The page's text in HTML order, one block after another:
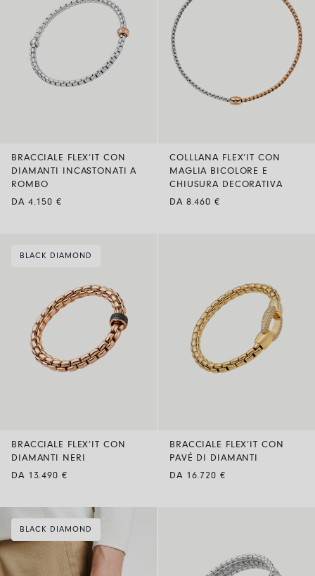
BRACCIALE FLEX’IT CON
DIAMANTI INCASTONATI A
ROMBO
DA 4.150 €
COLLLANA FLEX’IT CON
MAGLIA BICOLORE E
CHIUSURA DECORATIVA
DA 8.460 €
BLACK DIAMOND
BRACCIALE FLEX’IT CON
DIAMANTI NERI
DA 13.490 €
BRACCIALE FLEX’IT CON
PAVÉ DI DIAMANTI
DA 16.720 €
BLACK DIAMOND